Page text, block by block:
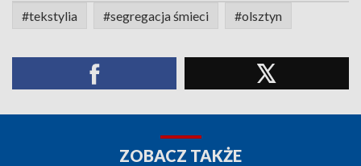
#tekstylia #segregacja śmieci #olsztyn
ZOBACZ TAKŻE